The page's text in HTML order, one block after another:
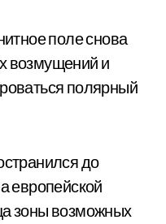
поле снова
возмущений и
полярный
до
европейской
зоны возможных